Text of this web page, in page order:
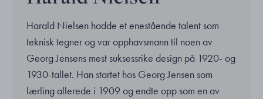
Harald Nielsen hadde et enestående talent som
teknisk tegner og var opphavsmann til noen av
Georg Jensens mest suksessrike design på 1920- og
1930-tallet. Han startet hos Georg Jensen som
lærling allerede i 1909 og endte opp som en av